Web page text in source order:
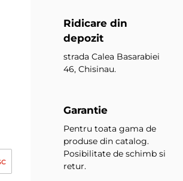
Ridicare din
depozit
strada Calea Basarabiei
46, Chisinau.
Garantie
Pentru toata gama de
produse din catalog.
Posibilitate de schimb si
retur.